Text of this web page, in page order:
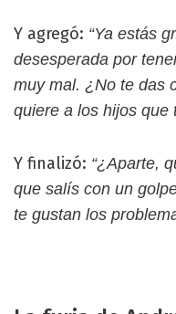
Y agregó: “Ya estás
desesperada por
muy mal. ¿No te das
quiere a los hijos que
Y finalizó: “¿Aparte,
que salís con un
te gustan los